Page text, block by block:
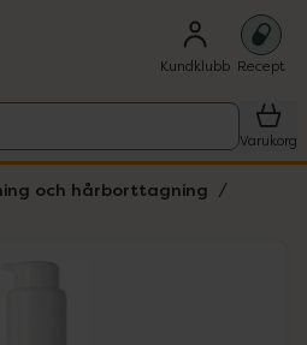
Kundklubb Recept
Varukorg
och hårborttagning